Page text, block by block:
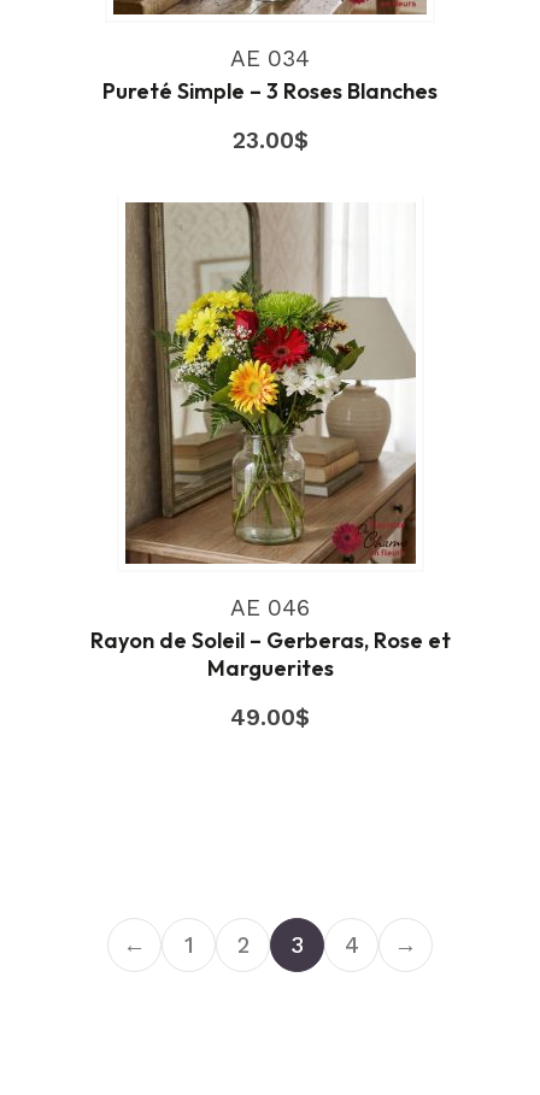
AE 034
Pureté Simple – 3 Roses Blanches
23.00$
AE 046
Rayon de Soleil – Gerberas, Rose et
Marguerites
49.00$
← 1 2 3 4 →